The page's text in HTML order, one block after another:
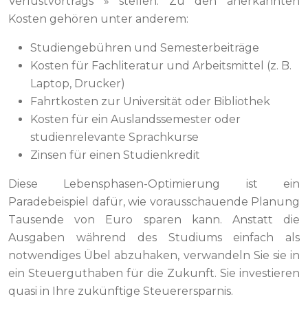
Kosten gehören unter anderem:
Studiengebühren und Semesterbeiträge
Kosten für Fachliteratur und Arbeitsmittel (z. B.
Laptop, Drucker)
Fahrtkosten zur Universität oder Bibliothek
Kosten für ein Auslandssemester oder
studienrelevante Sprachkurse
Zinsen für einen Studienkredit
Diese Lebensphasen-Optimierung ist ein
Paradebeispiel dafür, wie vorausschauende Planung
Tausende von Euro sparen kann. Anstatt die
Ausgaben während des Studiums einfach als
notwendiges Übel abzuhaken, verwandeln Sie sie in
ein Steuerguthaben für die Zukunft. Sie investieren
quasi in Ihre zukünftige Steuerersparnis.